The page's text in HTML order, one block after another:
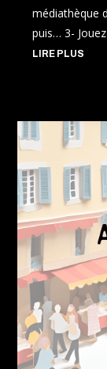
médiathèque
puis… 3-
LIRE PLUS